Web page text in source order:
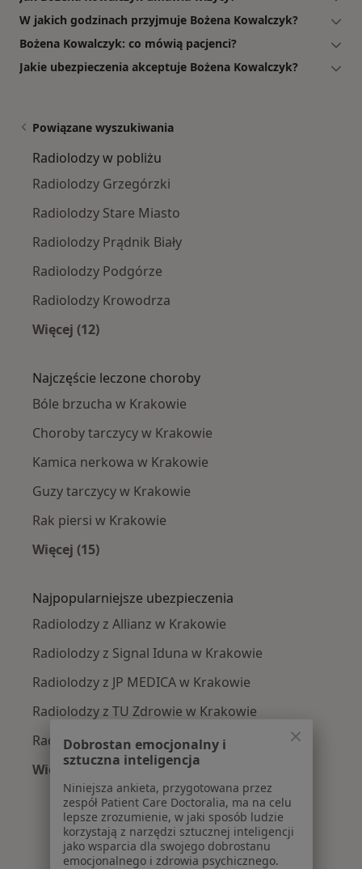
W jakich godzinach przyjmuje Bożena Kowalczyk?
Bożena Kowalczyk: co mówią pacjenci?
Jakie ubezpieczenia akceptuje Bożena Kowalczyk?
Powiązane wyszukiwania
Radiolodzy w pobliżu
Radiolodzy Grzegórzki
Radiolodzy Stare Miasto
Radiolodzy Prądnik Biały
Radiolodzy Podgórze
Radiolodzy Krowodrza
Więcej (12)
Najczęście leczone choroby
Bóle brzucha w Krakowie
Choroby tarczycy w Krakowie
Kamica nerkowa w Krakowie
Guzy tarczycy w Krakowie
Rak piersi w Krakowie
Więcej (15)
Najpopularniejsze ubezpieczenia
Radiolodzy z Allianz w Krakowie
Radiolodzy z Signal Iduna w Krakowie
Radiolodzy z JP MEDICA w Krakowie
Radiolodzy z TU Zdrowie w Krakowie
Radiolodzy z Świat Zdrowia w Krakowie
Więcej (4)
Więcej w kategorii: Najpopularniejsze
Dobrostan emocjonalny i
sztuczna inteligencja
Niniejsza ankieta, przygotowana przez
zespół Patient Care Doctoralia, ma na celu
lepsze zrozumienie, w jaki sposób ludzie
korzystają z narzędzi sztucznej inteligencji
jako wsparcia dla swojego dobrostanu
emocjonalnego i zdrowia psychicznego.